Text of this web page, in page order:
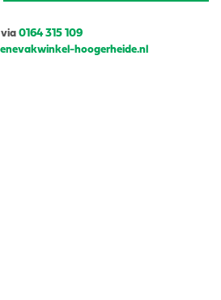
via0164 315 109
hoogerheide.nl